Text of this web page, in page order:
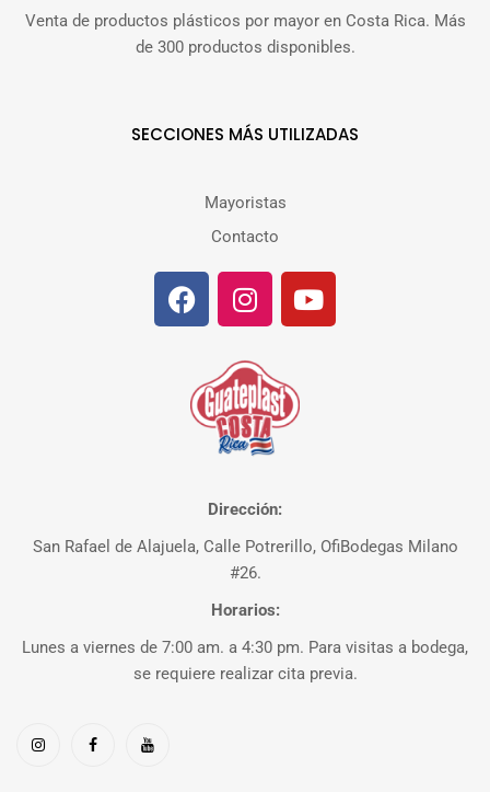
Venta de productos plásticos por mayor en Costa Rica. Más
de 300 productos disponibles.
SECCIONES MÁS UTILIZADAS
Mayoristas
Contacto
Dirección:
San Rafael de Alajuela, Calle Potrerillo, OfiBodegas Milano
#26.
Horarios:
Lunes a viernes de 7:00 am. a 4:30 pm. Para visitas a bodega,
se requiere realizar cita previa.